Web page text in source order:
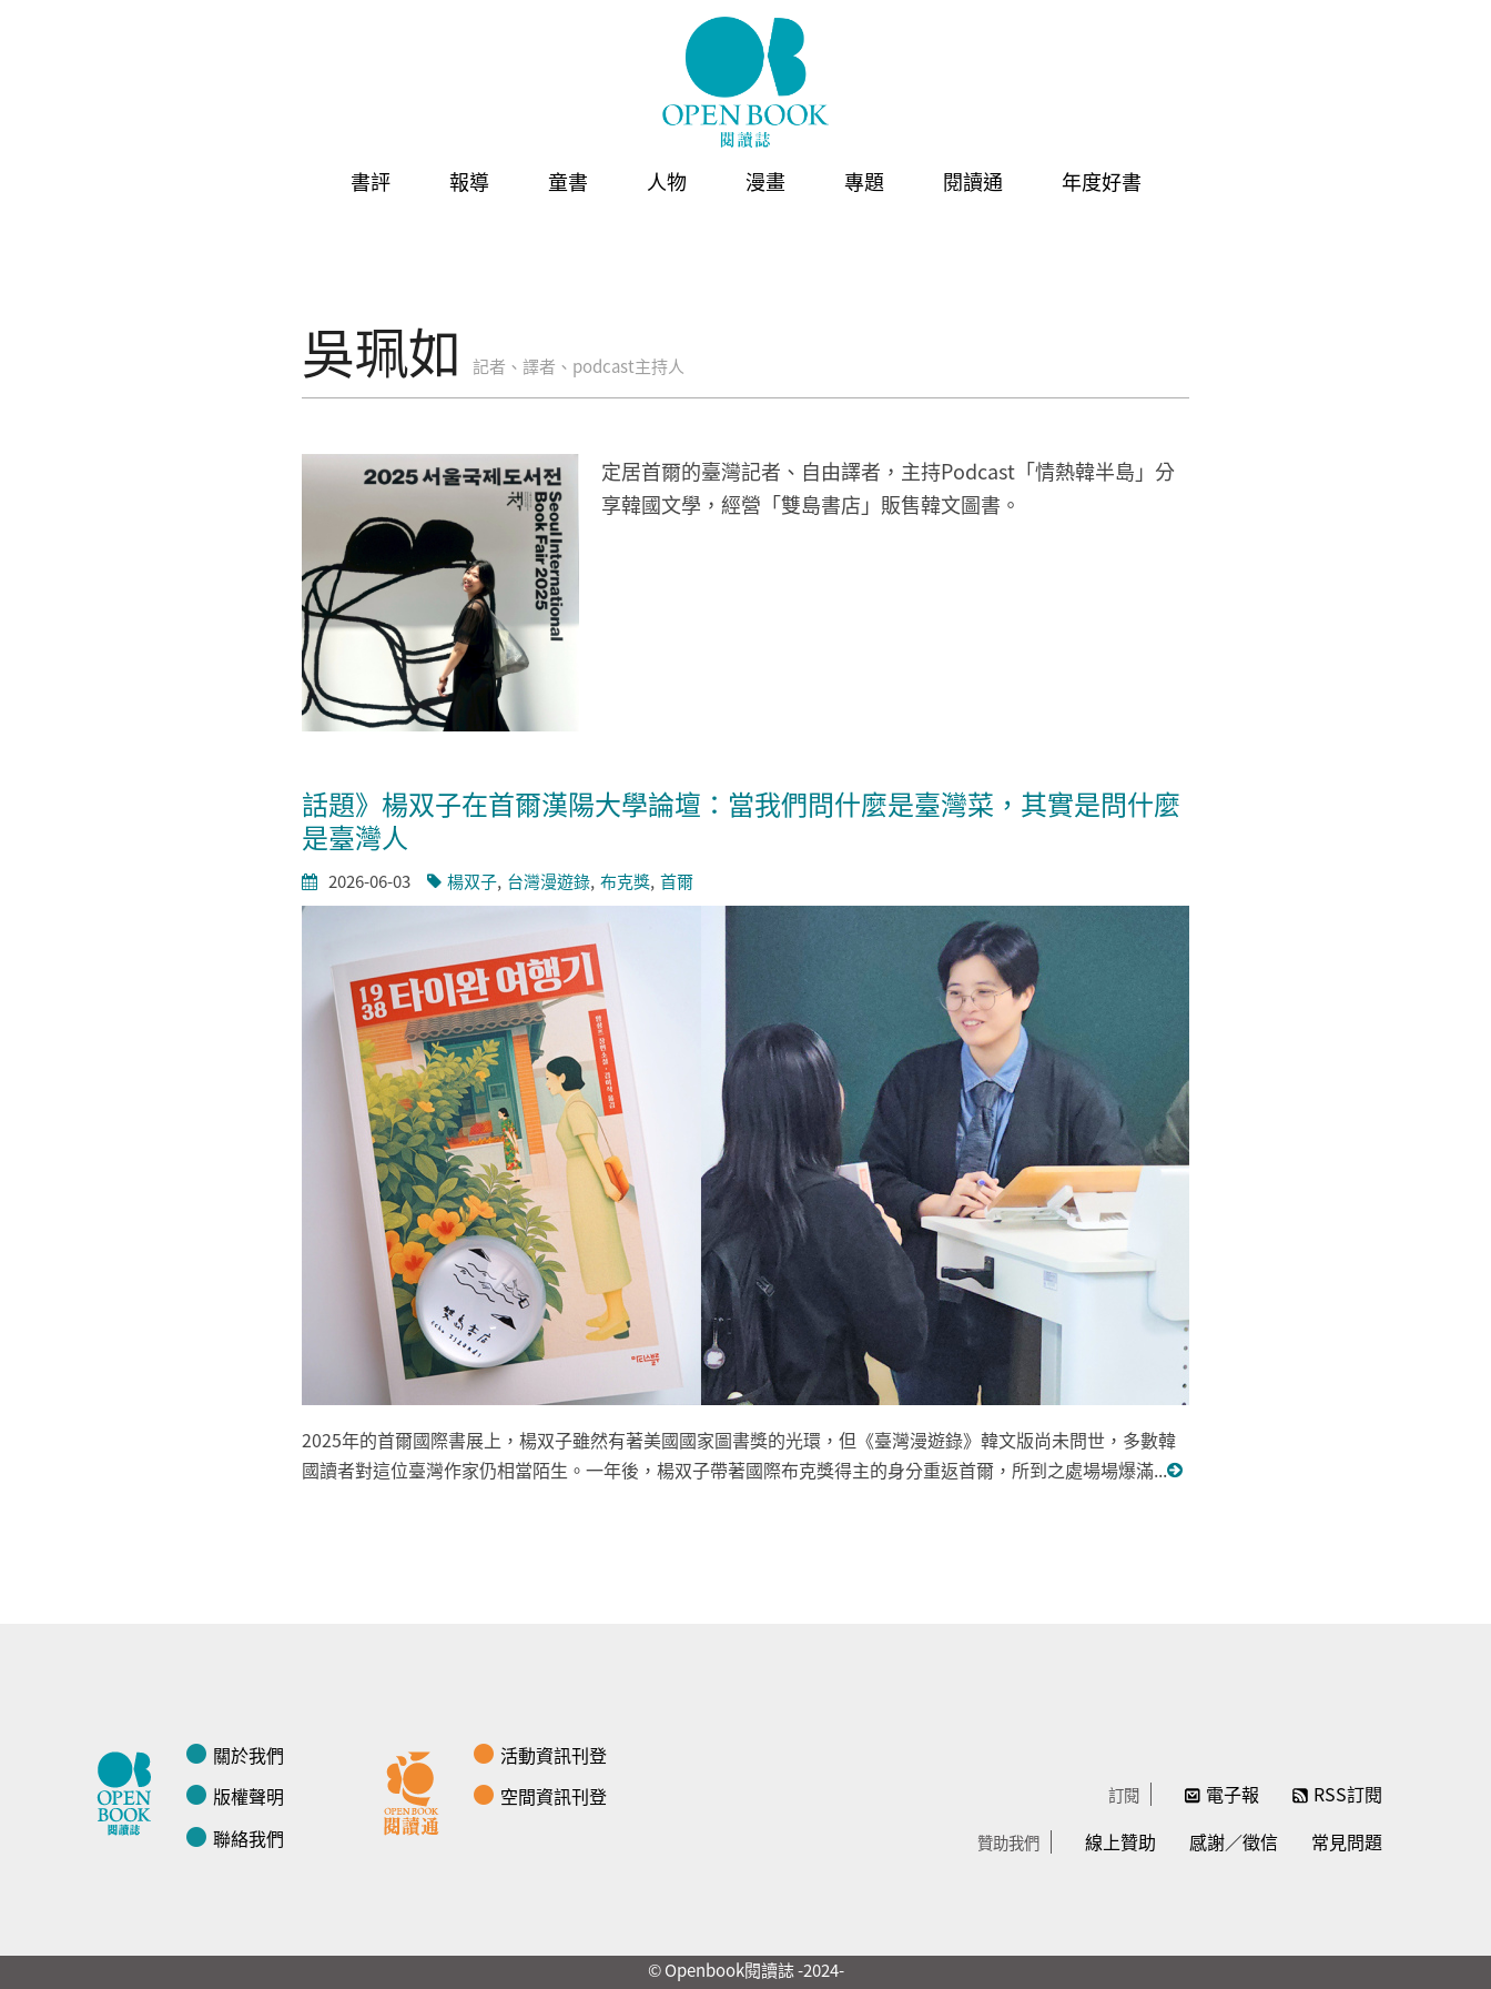
書評 報導 童書 人物 漫畫 專題 閱讀通 年度好書
吳珮如 記者、譯者、podcast主持人
定居首爾的臺灣記者、自由譯者，主持Podcast「情熱韓半島」分
享韓國文學，經營「雙島書店」販售韓文圖書。
話題》楊双子在首爾漢陽大學論壇：當我們問什麼是臺灣菜，其實是問什麼
是臺灣人
2026-06-03 楊双子 台灣漫遊錄 布克獎 首爾
2025年的首爾國際書展上，楊双子雖然有著美國國家圖書獎的光環，但《臺灣漫遊錄》韓文版尚未問世，多數韓
國讀者對這位臺灣作家仍相當陌生。一年後，楊双子帶著國際布克獎得主的身分重返首爾，所到之處場場爆滿...
關於我們
版權聲明
聯絡我們
活動資訊刊登
空間資訊刊登
訂閱 電子報 RSS訂閱
贊助我們 線上贊助 感謝／徵信 常見問題
© Openbook閱讀誌 -2024-